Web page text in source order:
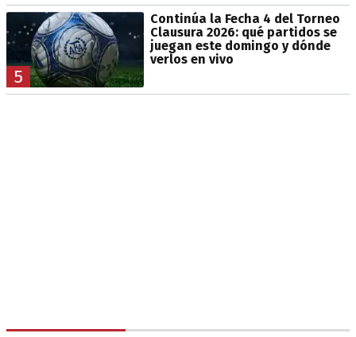
5
Continúa la Fecha 4 del Torneo
Clausura 2026: qué partidos se
juegan este domingo y dónde
verlos en vivo